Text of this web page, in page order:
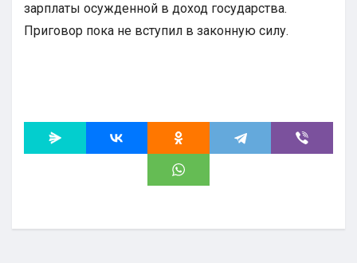
зарплаты осужденной в доход государства.
Приговор пока не вступил в законную силу.